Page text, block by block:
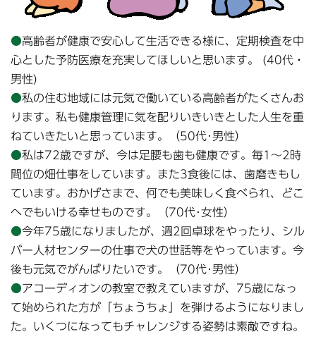
●高齢者が健康で安心して生活できる様に、定期検査を中
心とした予防医療を充実してほしいと思います。 (40代・
男性)
●私の住む地域には元気で働いている高齢者がたくさんお
ります。私も健康管理に気を配りいきいきとした人生を重
ねていきたいと思っています。（50代･男性）
●私は72歳ですが、今は足腰も歯も健康です。毎1～2時
間位の畑仕事をしています。また3食後には、歯磨きもし
ています。おかげさまで、何でも美味しく食べられ、どこ
へでもいける幸せものです。（70代･女性）
●今年75歳になりましたが、週2回卓球をやったり、シル
バー人材センターの仕事で犬の世話等をやっています。今
後も元気でがんばりたいです。（70代･男性）
●アコーディオンの教室で教えていますが、75歳になっ
て始められた方が「ちょうちょ」を弾けるようになりまし
た。いくつになってもチャレンジする姿勢は素敵ですね。